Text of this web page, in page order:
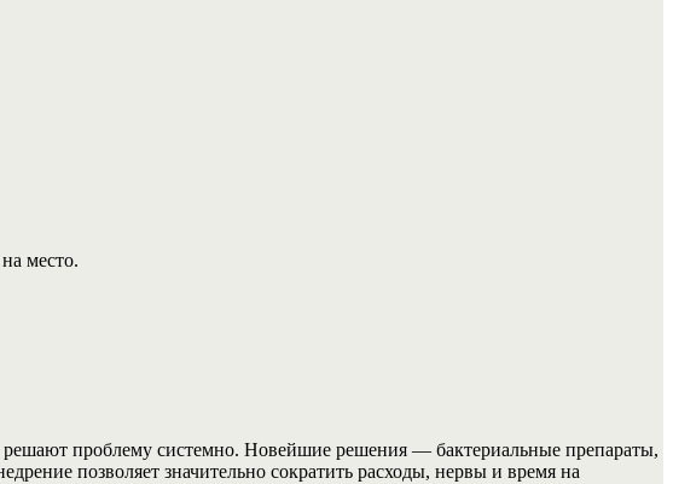
место.
решают проблему системно. Новейшие решения — бактериальные препараты,
позволяет значительно сократить расходы, нервы и время на